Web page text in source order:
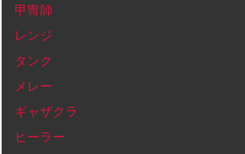
甲冑師
レンジ
タンク
メレー
ギャザクラ
ヒーラー